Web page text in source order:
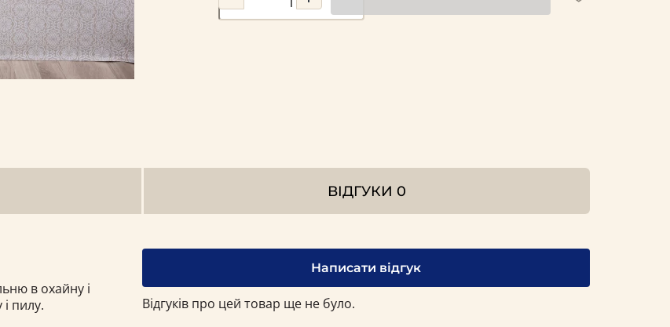
ВІДГУКИ 0
в охайну і
пилу.
Написати відгук
Відгуків про цей товар ще не було.